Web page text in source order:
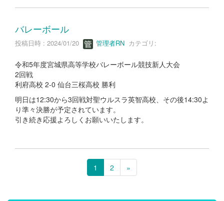
バレーボール
投稿日時 : 2024/01/20 管理者RN カテゴリ:
令和5年度宮城県高等学校バレーボール競技新人大会
2回戦
利府高校 2-0 仙台三桜高校 勝利
明日は12:30から3回戦対聖ウルスラ英智高校、その後14:30よ
り準々決勝が予定されています。
引き続き応援よろしくお願いいたします。
1 2 »